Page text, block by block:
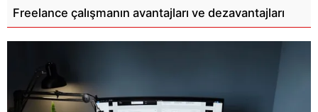
Freelance çalışmanın avantajları ve dezavantajları